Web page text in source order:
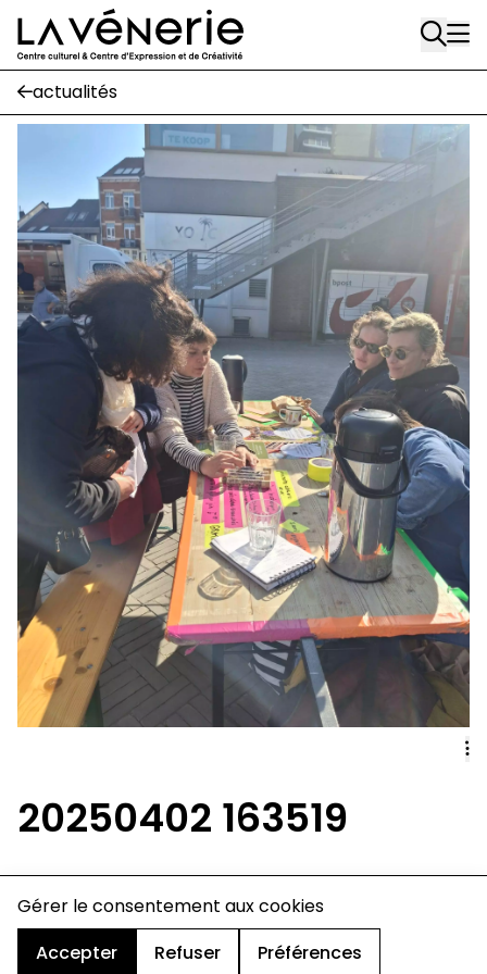
Gérer le consentement aux cookies
Accepter
Refuser Préférences
Aller au contenu principal
Écuries
Place Gilson, 3
1170 Watermael-Boitsfort
02 663 85 50
suivez-nous
Journal Vénerie- version papier
Newsletter
actualités
20250402 163519
charte de confidentialité
mentions légales
cookies